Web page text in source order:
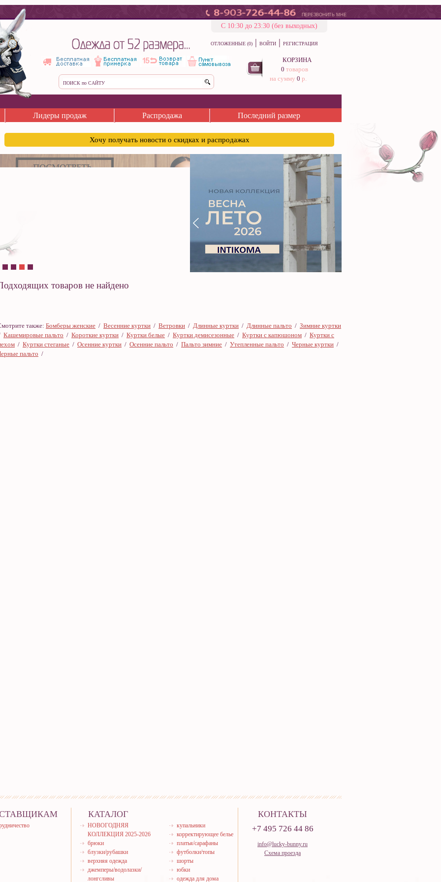
ПЕРЕЗВОНИТЬ МНЕ
С 10:30 до 23:30 (без выходных)
ОТЛОЖЕННЫЕ (0) | ВОЙТИ | РЕГИСТРАЦИЯ
КОРЗИНА
0 товаров
на сумму 0 р.
Лидеры продаж Распродажа Последний размер
Хочу получать новости о скидках и распродажах
товаров не найдено
также: Бомберы женские / Весенние куртки / Ветровки / Длинные куртки / Длинные пальто / Зимние куртки
Кашемировые пальто / Короткие куртки / Куртки белые / Куртки демисезонные / Куртки с капюшоном / Куртки с
/ Куртки стеганые / Осенние куртки / Осенние пальто / Пальто зимние / Утепленные пальто / Черные куртки /
пальто /
КАТАЛОГ
НОВОГОДНЯЯ
КОЛЛЕКЦИЯ 2025-2026
брюки
блузки/рубашки
верхняя одежда
джемперы/водолазки/
лонгсливы
купальники
корректирующее белье
платья/сарафаны
футболки/топы
шорты
юбки
одежда для дома
КОНТАКТЫ
+7 495 726 44 86
info@lucky-bunny.ru
Схема проезда